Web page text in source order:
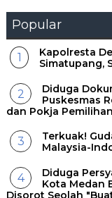
Popular
Kapolresta
Simatupang,
Diduga
Puskesmas
dan Pokja
Terkuak!
Malaysia-
Diduga
Kota Medan
Disorot Seolah